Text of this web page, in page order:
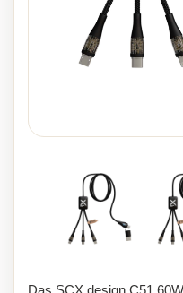
Das SCX.design C51